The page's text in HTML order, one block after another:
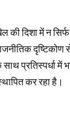
की दिशा में न
प्रतिस्पर्धा में
कर रहा है।